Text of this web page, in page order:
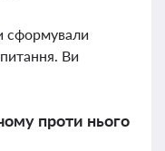
сформували
Ви
проти нього